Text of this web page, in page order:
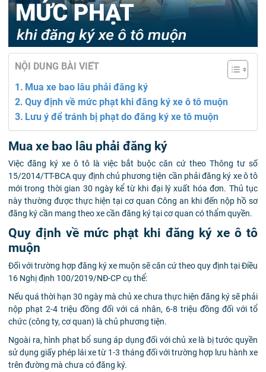
NỘI DUNG BÀI VIẾT
Mua xe bao lâu phải đăng ký
Quy định về mức phạt khi đăng ký xe ô tô muộn
Lưu ý để tránh bị phạt do đăng ký xe tô muộn
Mua xe bao lâu phải đăng ký
Việc đăng ký xe ô tô là việc bắt buộc căn cứ theo Thông tư số
15/2014/TT-BCA quy định chủ phương tiện cần phải đăng ký xe ô tô
mới trong thời gian 30 ngày kể từ khi đại lý xuất hóa đơn. Thủ tục
này thường được thực hiện tại cơ quan Công an khi đến nộp hồ sơ
đăng ký cần mang theo xe cần đăng ký tại cơ quan có thẩm quyền.
Quy định về mức phạt khi đăng ký xe ô tô
muộn
Đối với trường hợp đăng ký xe muộn sẽ căn cứ theo quy định tại Điều
16 Nghị định 100/2019/NĐ-CP cụ thể:
Nếu quá thời hạn 30 ngày mà chủ xe chưa thực hiện đăng ký sẽ phải
nộp phạt 2-4 triệu đồng đối với cá nhân, 6-8 triệu đồng đối với tổ
chức (công ty, cơ quan) là chủ phương tiện.
Ngoài ra, hình phạt bổ sung áp dụng đối với chủ xe là bị tước quyền
sử dụng giấy phép lái xe từ 1-3 tháng đối với trường hợp lưu hành xe
trên đường mà chưa có đăng ký.